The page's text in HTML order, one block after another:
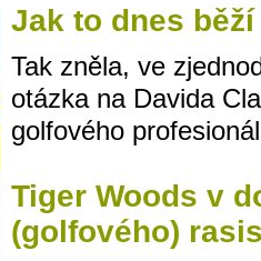
Jak to dnes
Tak zněla, ve
otázka na Davida
golfového
Tiger Woods v
(golfového)